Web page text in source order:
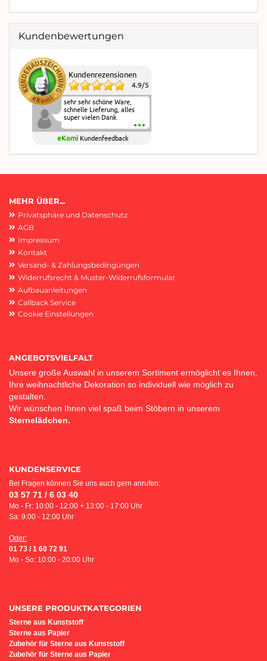
Kundenbewertungen
Kundenrezensionen
4.9/5
sehr sehr schöne Ware,
schnelle Lieferung, alles
super vielen Dank
eKomi Kundenfeedback
MEHR ÜBER...
Privatsphäre und Datenschutz
AGB
Impressum
Kontakt
Versand- & Zahlungsbedingungen
Widerrufsrecht & Muster-Widerrufsformular
Aufbauanleitungen
Callback Service
Cookie Einstellungen
ANGEBOTSVIELFALT
Unsere große Auswahl in unserem Sortiment ermöglicht es Ihnen,
Ihre weihnachtliche Dekoration so individuell wie möglich zu
gestalten.
Wir wünschen Ihnen viel spaß beim Stöbern in unserem
Sternelädchen.
KUNDENSERVICE
Bei Fragen können Sie uns auch gern anrufen:
03 57 71 / 6 03 40
Mo - Fr: 10:00 - 12:00 + 13:00 - 17:00 Uhr
Sa: 9:00 - 12:00 Uhr
Oder:
01 73 / 1 60 72 91
Mo - So: 10:00 - 20:00 Uhr
UNSERE PRODUKTKATEGORIEN
Sterne aus Kunststoff
Sterne aus Papier
Zubehör für Sterne aus Kunststoff
Zubehör für Sterne aus Papier